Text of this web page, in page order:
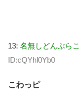
13: 名無しどんぶらこ
ID:cQYhl0Yb0
こわっピ